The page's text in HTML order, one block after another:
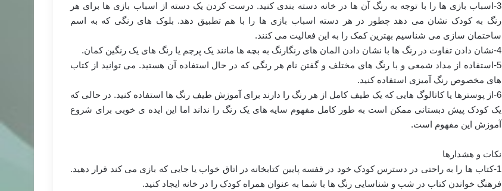
3-اسباب بازی ها را با توجه به رنگ آن ها در خانه دسته بندی کنید. درست کردن یک دسته از اسباب بازی ها برای هر
رنگ به کودک نشان می دهد چطور در هر دسته اسباب بازی ها را با هم تطبیق دهد. بلوک های رنگی که به اسم
ساختمان سازی می شناسیم بهترین کمک را به این فعالیت می کنند.
4-نشان دادن تفاوت در رنگ ها با نشان دادن المان های رنگارنگ به بچه ها مانند یک پرچم یا رنگ های یک رنگین کمان.
5-استفاده از مداد شمعی و با رنگ های مختلف و گفتن نام هر رنگی که در حال استفاده آن هستید. می توانید از کتاب
های مخصوص رنگ آمیزی استفاده کنید.
6-از پوسترها یا کاتالوگ هایی که یک طیف کامل از هر رنگ را دارند برای آموزش طیف رنگ ها استفاده کنید. در حالی که
یک کودک پیش دبستانی ممکن است به طور کامل مفهوم سایه های یک رنگ را نداند اما این ایده ی خوبی برای شروع
آموزش این مفهوم است.
نکات و هشدارها
1-کتاب ها را به راحتی در دسترس کودک خود در قفسه پایین کتابخانه در اتاق خواب یا جایی که بازی می کند قرار دهید.
فرهنگ خواندن کتاب در شب و شناسایی رنگ ها با شما به عنوان همراه کودک را در خانه ایجاد کنید.